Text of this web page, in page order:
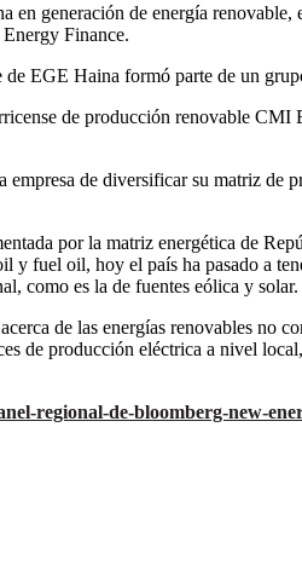
generación de energía
Finance.
EGE Haina formó parte de un
de producción renovable
de diversificar su matriz
por la matriz energética de
y fuel oil, hoy el país ha pasado a
como es la de fuentes eólica y solar.
de las energías renovables no
de producción eléctrica a nivel
regional-de-bloomberg-new-